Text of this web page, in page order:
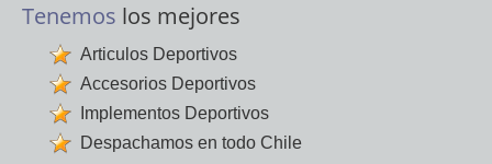
Tenemos los mejores
Articulos Deportivos
Accesorios Deportivos
Implementos Deportivos
Despachamos en todo Chile